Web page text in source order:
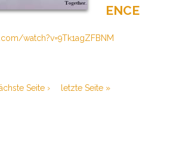
ENCE
watch?v=9Tk1agZFBNM
Seite › letzte Seite »